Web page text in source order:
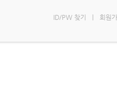
ID/PW 찾기 회원